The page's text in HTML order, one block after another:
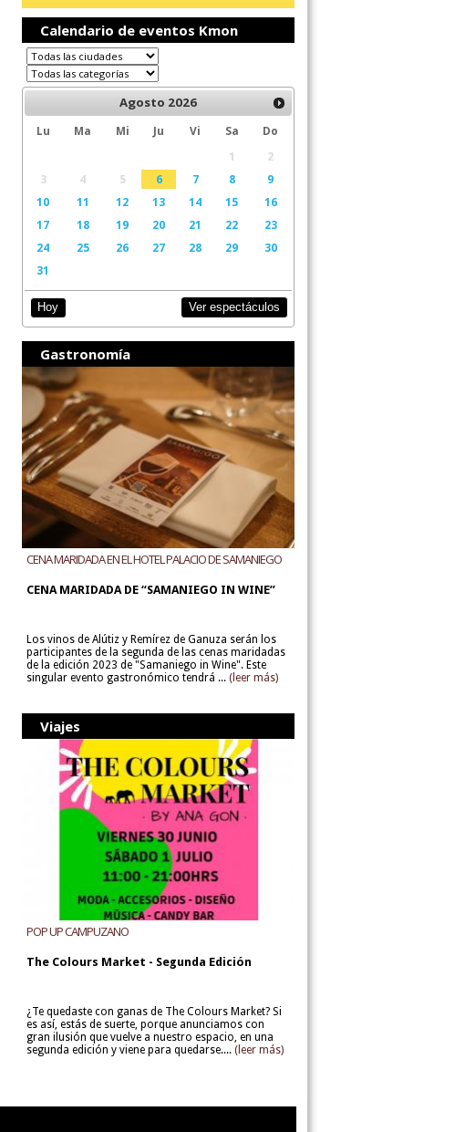
Calendario de eventos Kmon
Agosto 2026
Lu Ma Mi Ju Vi Sa
Do
1
2
3
4 5 6 7 8
9
10
11 12 13 14 15
16
17
18 19 20 21 22
23
24
25 26 27 28 29
30
31
Hoy Ver espectáculos
Gastronomía
CENA MARIDADA EN EL HOTEL PALACIO DE SAMANIEGO
CENA MARIDADA DE “SAMANIEGO IN WINE”
Los vinos de Alútiz y Remírez de Ganuza serán los
participantes de la segunda de las cenas maridadas
de la edición 2023 de "Samaniego in Wine". Este
singular evento gastronómico tendrá ... (leer más)
Viajes
POP UP CAMPUZANO
The Colours Market - Segunda Edición
¿Te quedaste con ganas de The Colours Market? Si
es así, estás de suerte, porque anunciamos con
gran ilusión que vuelve a nuestro espacio, en una
segunda edición y viene para quedarse.... (leer más)